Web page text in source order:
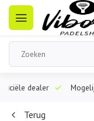
dealer
Terug